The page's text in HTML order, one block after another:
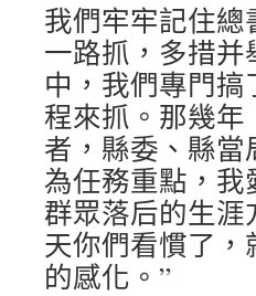
我們牢牢記住
一路抓，多措
中，我們專門搞
程來抓。那幾
者，縣委、縣
為任務重點，
群眾落后的生
天你們看慣了，
的感化。”